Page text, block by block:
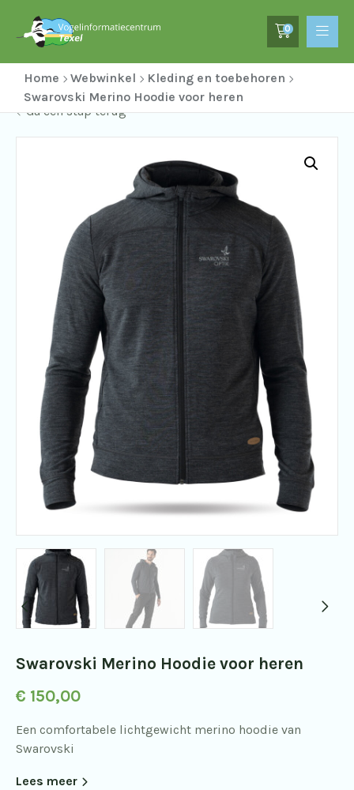
0
Home Webwinkel
Kleding en toebehoren
Swarovski Merino Hoodie voor heren
Ga een stap terug
Swarovski Merino Hoodie voor heren
€ 150,00
Een comfortabele lichtgewicht merino hoodie van
Swarovski
Lees meer